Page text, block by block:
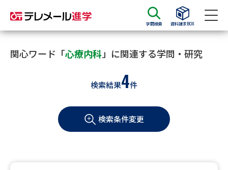
学問検索 資料請求BOX
資料請求 資料検索
大学・短大の資料種類から請求
学部・学科パンフ
関心ワード「心療内科」に関連する学問・研究
検索結果4件
検索条件変更